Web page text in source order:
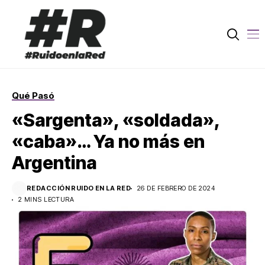
Qué Pasó
«Sargenta», «soldada»,
«caba»… Ya no más en
Argentina
REDACCIÓN RUIDO EN LA RED
26 DE FEBRERO DE 2024
2 MINS LECTURA